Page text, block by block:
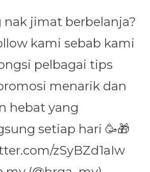
nak jimat berbelanja?
kami sebab kami
pelbagai tips
menarik dan
hebat yang
setiap hari 🥳🎁
zSyBZd1aIw